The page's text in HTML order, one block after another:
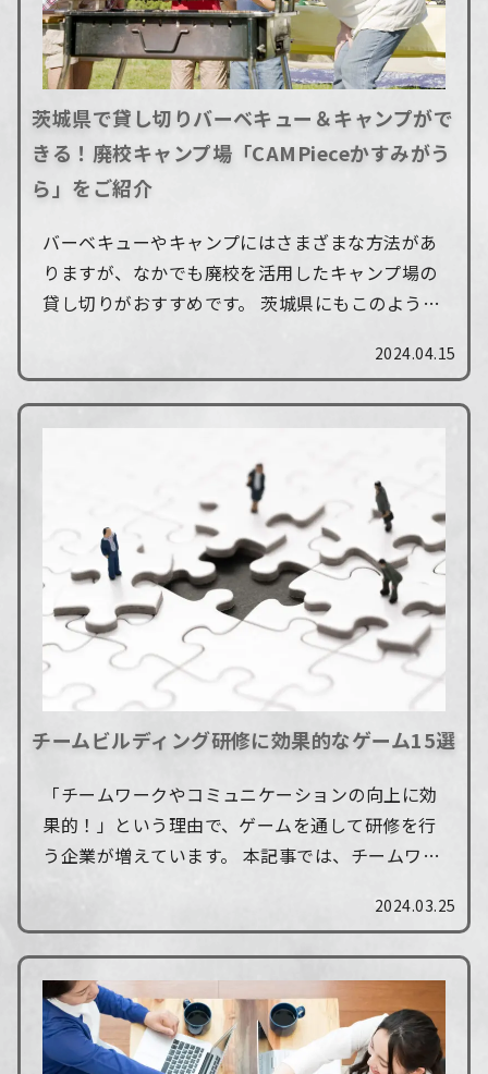
茨城県で貸し切りバーベキュー＆キャンプがで
きる！廃校キャンプ場「CAMPieceかすみがう
ら」をご紹介
バーベキューやキャンプにはさまざまな方法があ
りますが、なかでも廃校を活用したキャンプ場の
貸し切りがおすすめです。 茨城県にもこのような
今回は、茨城県のかすみがうらにある廃校キ...2024.04.15
チームビルディング研修に効果的なゲーム15選
「チームワークやコミュニケーションの向上に効
果的！」という理由で、ゲームを通して研修を行
う企業が増えています。 本記事では、チームワー
ム性のあるコンテンツを検討しているマネージ...
2024.03.25